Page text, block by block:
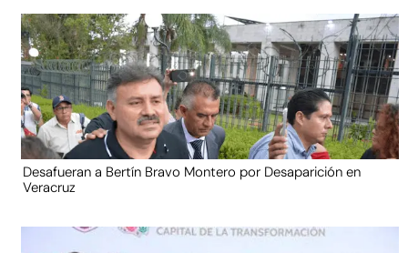
Desafueran a Bertín Bravo Montero por Desaparición en
Veracruz